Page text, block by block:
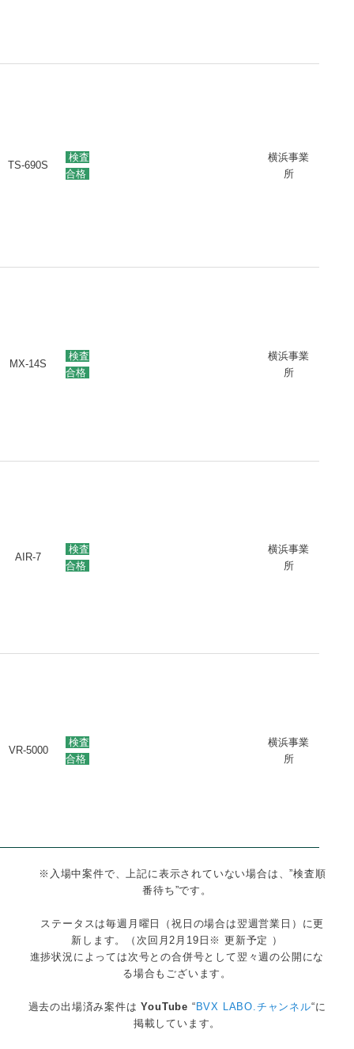
TS-690S
検査
合格
横浜事業
所
MX-14S
検査
合格
横浜事業
所
AIR-7
検査
合格
横浜事業
所
VR-5000
検査
合格
横浜事業
所
※入場中案件で、上記に表示されていない場合は、”検査順
番待ち”です。
ステータスは毎週月曜日（祝日の場合は翌週営業日）に更
新します。（次回月2月19日※ 更新予定 ）
進捗状況によっては次号との合併号として翌々週の公開にな
る場合もございます。
過去の出場済み案件はYouTube “ BVX LABO.チャンネル“に
掲載しています。